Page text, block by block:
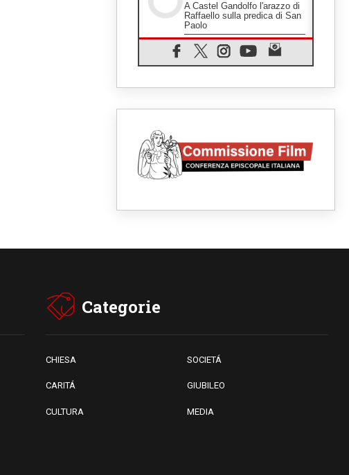
A Castel Gandolfo l'arazzo di
Raffaello sulla predica di San
Paolo
07.08.2026
Tagle: la guerra sfigura il
mondo, solo la rivelazione di
07.08.2026
SIGNIS 2026, dare voce alle
religiose cattoliche nello
spazio pubblico
07.08.2026
vescovi: la visita del Papa
dono per tutto il Paese
Categorie
CHIESA SOCIETÁ
CARITÁ GIUBILEO
CULTURA MEDIA